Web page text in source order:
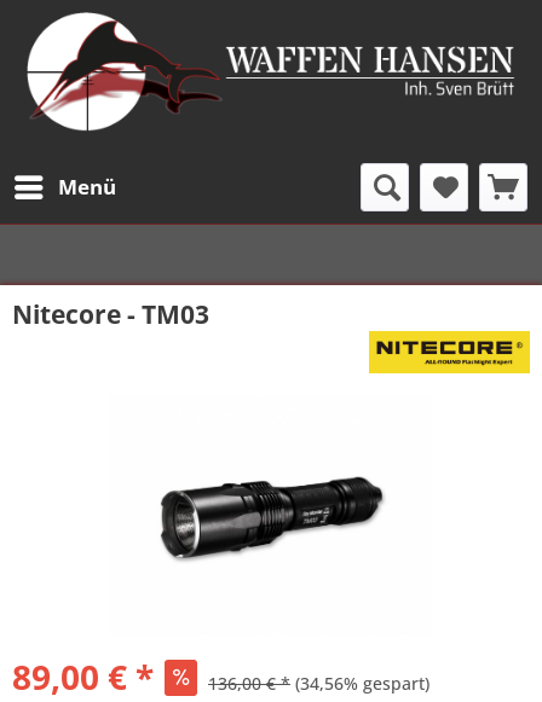
Menü
Nitecore - TM03
89,00 € * 136,00 € * (34,56% gespart)